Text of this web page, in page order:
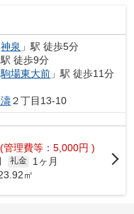
神泉 」駅 徒歩5分
駅 徒歩9分
駒場東大前 」駅 徒歩11分
２丁目13-10
(管理費等：5,000円 )
礼金
1ヶ月
㎡